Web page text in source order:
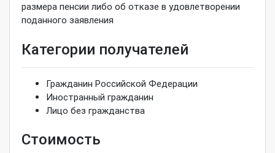
размера пенсии либо об отказе в удовлетворении
поданного заявления
Категории получателей
Гражданин Российской Федерации
Иностранный гражданин
Лицо без гражданства
Стоимость